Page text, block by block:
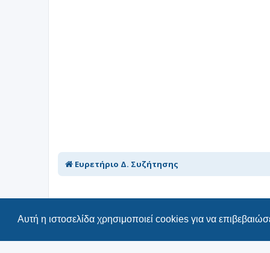
Αυτή η ιστοσελίδα χρησιμοποιεί cookies για να
Ευρετήριο Δ. Συζήτησης